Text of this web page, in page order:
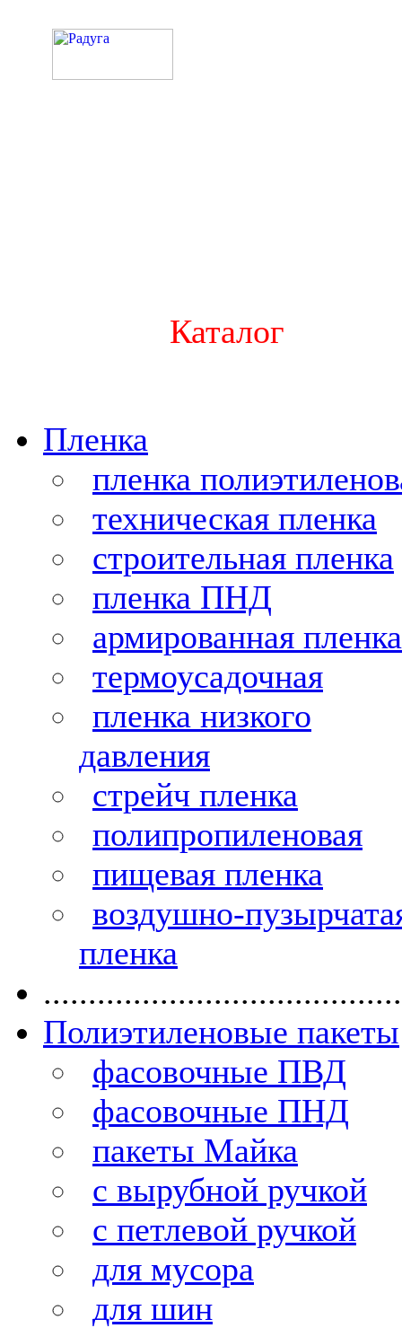
Каталог
Пленка
пленка
техническая пленка
строительная пленка
пленка ПНД
армированная пленка
термоусадочная
пленка низкого
давления
стрейч пленка
полипропиленовая
пищевая пленка
воздушно-
пленка
Полиэтиленовые пакеты
фасовочные ПВД
фасовочные ПНД
пакеты Майка
с вырубной ручкой
с петлевой ручкой
для мусора
для шин